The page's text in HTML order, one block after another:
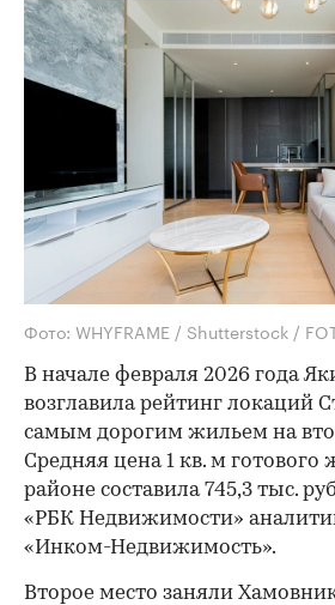
Фото: WHYFRAME / Shutterstock /
В начале февраля 2026 года
возглавила рейтинг локаций
самым дорогим жильем на
Средняя цена 1 кв. м готового
районе составила 745,3 тыс.
«РБК Недвижимости»
«Инком-Недвижимость».
Второе место заняли